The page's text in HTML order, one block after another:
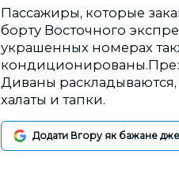
Пассажиры, которые
борту Восточного
украшенных номерах
Диваны
халаты и тапки.
Додати Вгору як бажане